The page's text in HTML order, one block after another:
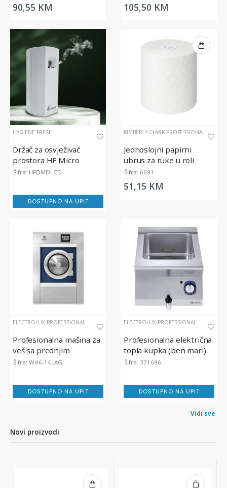
srednje tvrda, crvena, 60
cm
90,55 KM 105,50 KM
HYGIENE FRESH
Držač za osvježivač
prostora HF Micro
Diffuser LCD
Šifra: HFDMDLCD
DOSTUPNO NA UPIT
KIMBERLY-CLARK PROFESSIONAL
Jednoslojni papirni
ubrus za ruke u roli
Scott Essential, 350m
Šifra: 6691
51,15 KM
ELECTROLUX PROFESSIONAL
Profesionalna mašina za
veš sa prednjim
punjenjem, lagoon®
Šifra: WH6-14LAG
DOSTUPNO NA UPIT
ELECTROLUX PROFESSIONAL
Profesionalna električna
topla kupka (ben mari)
za održavanje topline
Šifra: 371096
DOSTUPNO NA UPIT
Vidi sve
Novi proizvodi